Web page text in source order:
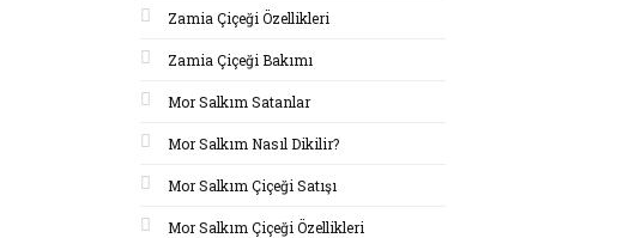
Zamia Çiçeği Özellikleri
Zamia Çiçeği Bakımı
Mor Salkım Satanlar
Mor Salkım Nasıl Dikilir?
Mor Salkım Çiçeği Satışı
Mor Salkım Çiçeği Özellikleri